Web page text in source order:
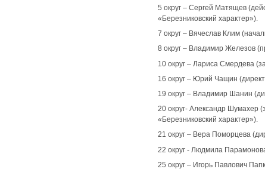
5 округ – Сергей Матящев
«Березниковский характер»).
7 округ – Вячеслав Клим
8 округ – Владимир Железов
10 округ – Лариса Смердева
16 округ – Юрий Чащин
19 округ – Владимир Шанин
20 округ- Александр Шумахер
«Березниковский характер»).
21 округ – Вера Поморцева
22 округ - Людмила
25 округ – Игорь Павлович